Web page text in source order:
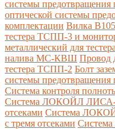
системы предотвращения
оптической системы
комплектации Вилка
тестера ТСПП-3 и
металлический для
налива МС-КВШ Провод
тестера ТСПП-2 Болт
системы предотвращения
Cистема контроля
Система ЛОКОЙЛ ЛИСА-
отсеками Система
с тремя отсеками